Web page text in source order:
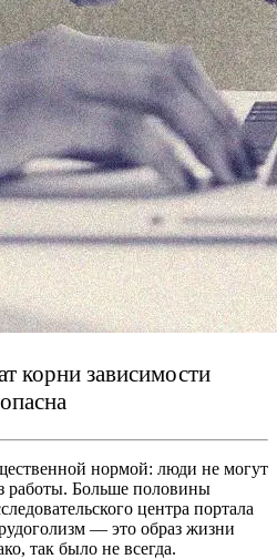
корни зависимости
нормой: люди не могут
работы. Больше половины
центра портала
— это образ жизни
так было не всегда.